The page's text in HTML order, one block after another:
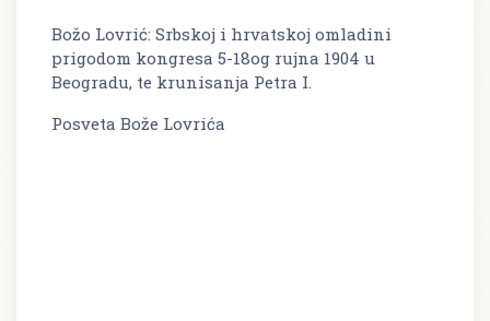
Božo Lovrić: Srbskoj i hrvatskoj omladini
prigodom kongresa 5-18og rujna 1904 u
Beogradu, te krunisanja Petra I.
Posveta Bože Lovrića